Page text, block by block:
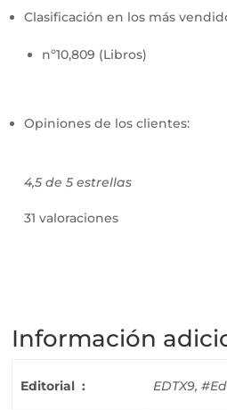
Clasificación en los más
nº10,809 (Libros)
Opiniones de los clientes:
4,5 de 5 estrellas
31 valoraciones
Información
Editorial ‏ : ‎ EDTX9,